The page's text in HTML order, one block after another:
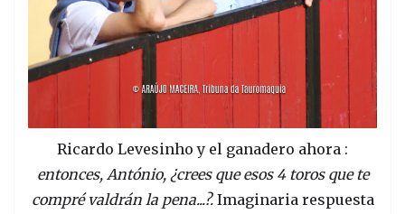
Ricardo Levesinho y el ganadero ahora :
entonces, António, ¿crees que esos 4 toros que te
compré valdrán la pena...?.Imaginaria respuesta